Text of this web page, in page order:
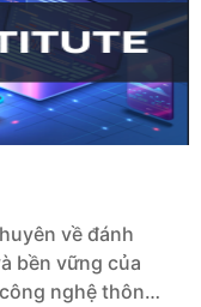
về đánh
bền vững của
nghệ thông